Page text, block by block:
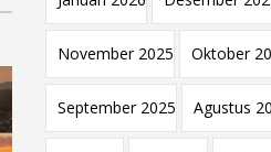
November 2025 Oktober
September 2025 Agustus